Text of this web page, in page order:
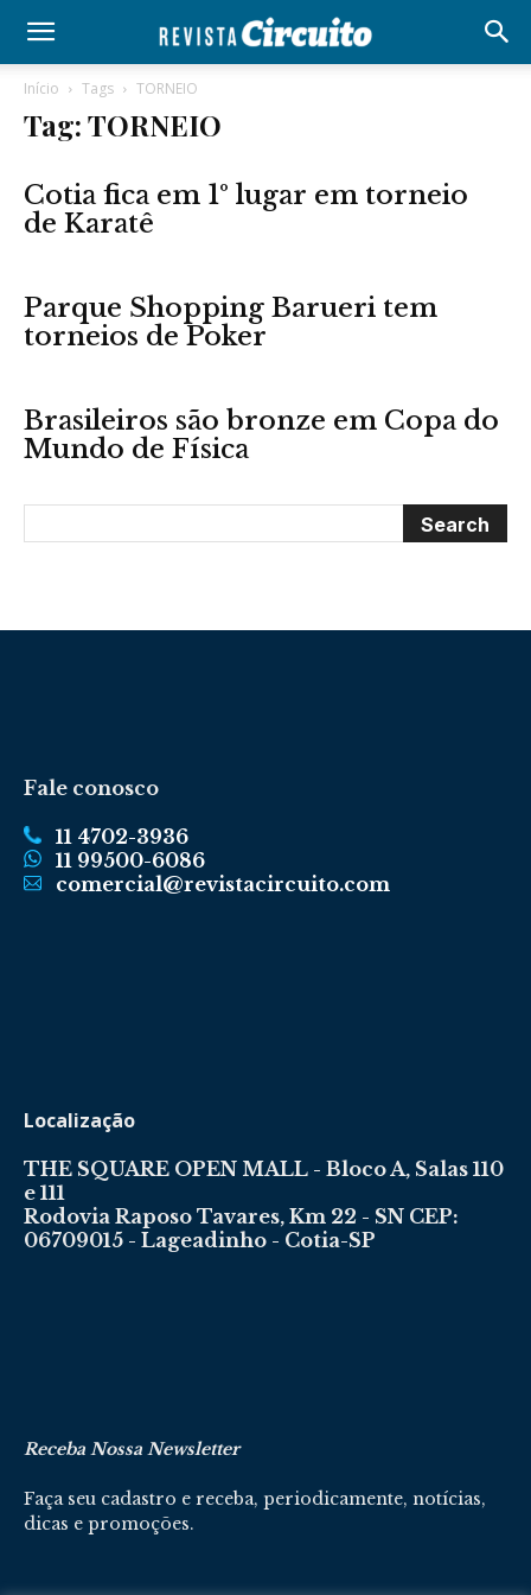
Início Tags TORNEIO
Tag: TORNEIO
Cotia fica em 1º lugar em torneio
de Karatê
Parque Shopping Barueri tem
torneios de Poker
Brasileiros são bronze em Copa do
Mundo de Física
Fale conosco
11 4702-3936
11 99500-6086
comercial@revistacircuito.com
Localização
THE SQUARE OPEN MALL - Bloco A, Salas 110
e 111
Rodovia Raposo Tavares, Km 22 - SN CEP:
06709015 - Lageadinho - Cotia-SP
Receba Nossa Newsletter
Faça seu cadastro e receba, periodicamente, notícias,
dicas e promoções.